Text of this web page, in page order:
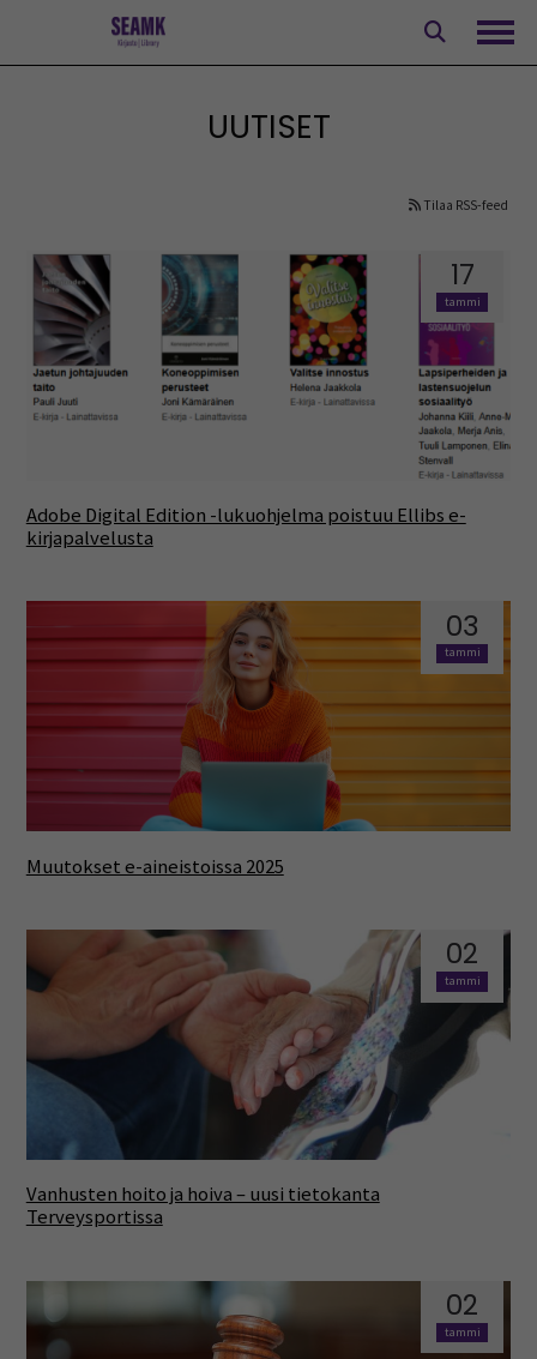
UUTISET
Tilaa RSS-feed
17
tammi
Adobe Digital Edition -lukuohjelma poistuu Ellibs e-
kirjapalvelusta
03
tammi
Muutokset e-aineistoissa 2025
02
tammi
Vanhusten hoito ja hoiva – uusi tietokanta
Terveysportissa
02
tammi